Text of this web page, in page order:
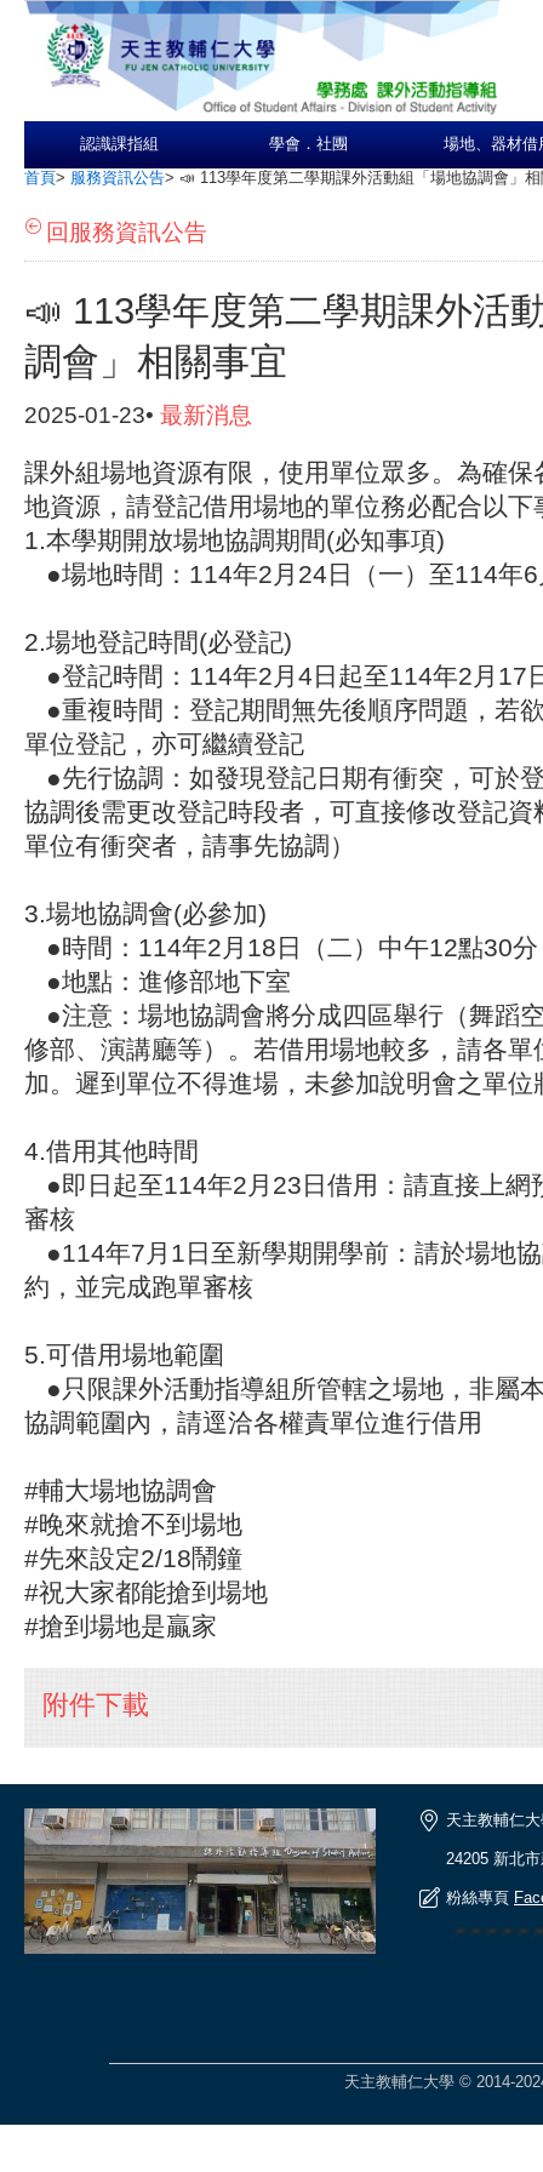
認識課指組 學會．社團 場地、器材借
首頁> 服務資訊公告> 📣 113學年度第二學期課外活動組「場地協調會」
回服務資訊公告
📣 113學年度第二學期課外活
調會」相關事宜
2025-01-23• 最新消息
課外組場地資源有限，使用單位眾多。為確保
地資源，請登記借用場地的單位務必配合以下
1.本學期開放場地協調期間(必知事項)
●場地時間：114年2月24日（一）至114年
2.場地登記時間(必登記)
●登記時間：114年2月4日起至114年2月17
●重複時間：登記期間無先後順序問題，若
單位登記，亦可繼續登記
●先行協調：如發現登記日期有衝突，可於
協調後需更改登記時段者，可直接修改登記資
單位有衝突者，請事先協調）
3.場地協調會(必參加)
●時間：114年2月18日（二）中午12點30
●地點：進修部地下室
●注意：場地協調會將分成四區舉行（舞蹈
修部、演講廳等）。若借用場地較多，請各單
加。遲到單位不得進場，未參加說明會之單位
4.借用其他時間
●即日起至114年2月23日借用：請直接上網
審核
●114年7月1日至新學期開學前：請於場地
約，並完成跑單審核
5.可借用場地範圍
●只限課外活動指導組所管轄之場地，非屬
協調範圍內，請逕洽各權責單位進行借用
#輔大場地協調會
#晚來就搶不到場地
#先來設定2/18鬧鐘
#祝大家都能搶到場地
#搶到場地是贏家
附件下載
天主教輔仁
24205 新北
粉絲專頁
天主教輔仁大學 © 2014-